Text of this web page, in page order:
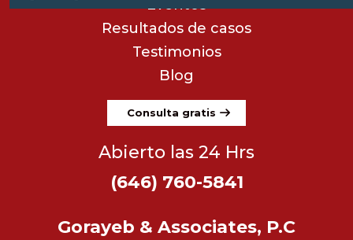
Eventos
Resultados de casos
Testimonios
Blog
Consulta gratis
Abierto las 24 Hrs
(646) 760-5841
Gorayeb & Associates, P.C